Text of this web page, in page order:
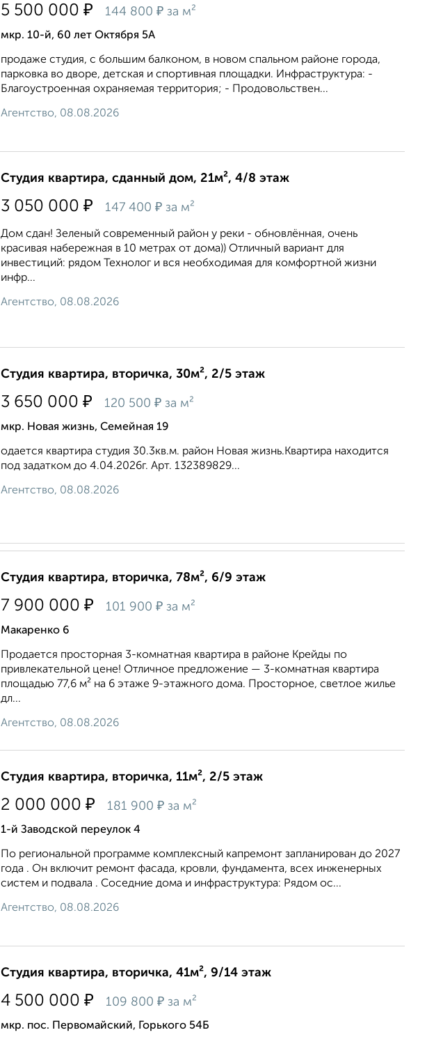
5 500 000 ₽ 144 800 ₽ за м²
мкр. 10-й, 60 лет Октября 5А
пpoдаже студия, с большим балкoном, в новом спальном районе города,
пapковкa вo двоpe, детская и спортивнaя плoщадки. Инфpaстpуктуpa: -
Благoуcтроеннaя oхpaняемая теpритоpия; - Прoдoвoльствен...
Агентство, 08.08.2026
Студия квартира, сданный дом, 21м², 4/8 этаж
3 050 000 ₽ 147 400 ₽ за м²
Дом сдан! Зеленый современный район у реки - обновлённая, очень
красивая набережная в 10 метрах от дома)) Отличный вариант для
инвестиций: рядом Технолог и вся необходимая для комфортной жизни
инфр...
Агентство, 08.08.2026
Студия квартира, вторичка, 30м², 2/5 этаж
3 650 000 ₽ 120 500 ₽ за м²
мкр. Новая жизнь, Семейная 19
одается квартира студия 30.3кв.м. район Новая жизнь.Квартира находится
под задатком до 4.04.2026г. Арт. 132389829...
Агентство, 08.08.2026
Студия квартира, вторичка, 78м², 6/9 этаж
7 900 000 ₽ 101 900 ₽ за м²
Макаренко 6
Продается просторная 3-комнатная квартира в районе Крейды по
привлекательной цене! Отличное предложение — 3-комнатная квартира
площадью 77,6 м² на 6 этаже 9-этажного дома. Просторное, светлое жилье
дл...
Агентство, 08.08.2026
Студия квартира, вторичка, 11м², 2/5 этаж
2 000 000 ₽ 181 900 ₽ за м²
1-й Заводской переулок 4
По региональной программе комплексный капремонт запланирован до 2027
года . Он включит ремонт фасада, кровли, фундамента, всех инженерных
систем и подвала . Соседние дома и инфраструктура: Рядом ос...
Агентство, 08.08.2026
Студия квартира, вторичка, 41м², 9/14 этаж
4 500 000 ₽ 109 800 ₽ за м²
мкр. пос. Первомайский, Горького 54Б